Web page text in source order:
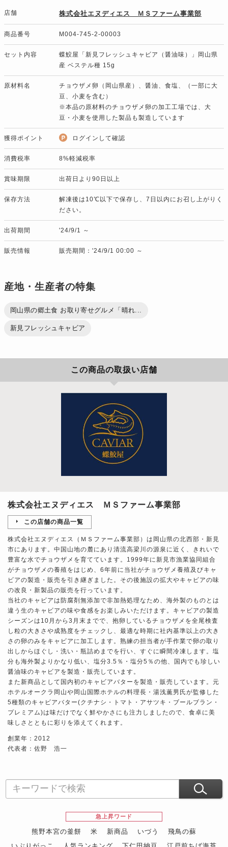
店舗 株式会社エヌディエス ＭＳファーム事業部
商品番号 M004-745-2-00003
セット内容
蝶鮫屋「新見フレッシュキャビア（醤油味）」岡山県
産 ベステル種 15g
原材料名
チョウザメ卵（岡山県産）、醤油、食塩、（一部に大
豆、小麦を含む）
※本品の原材料のチョウザメ卵の加工工場では、大
豆・小麦を使用した製品も製造しています
獲得ポイント ログインして確認
消費税率 8%軽減税率
賞味期限 出荷日より90日以上
保存方法
解凍後は10℃以下で保存し、7日以内にお召し上がりく
ださい。
出荷期間 '24/9/1 ～
販売情報 販売期間：'24/9/1 00:00 ～
産地・生産者の特集
岡山県の郷土食 お取り寄せグルメ「晴れ...
新見フレッシュキャビア
この商品の取扱い店舗
株式会社エヌディエス ＭＳファーム事業部
この店舗の商品一覧
株式会社エヌディエス（ＭＳファーム事業部）は岡山県の北西部・新見
市にあります。中国山地の麓にあり清流高梁川の源泉に近く、きれいで
豊富な水でチョウザメを育てています。1999年に新見市漁業協同組合
がチョウザメの養殖をはじめ、6年前に当社がチョウザメ養殖及びキャ
ビアの製造・販売を引き継ぎました。その後施設の拡大やキャビアの味
の改良・新製品の販売を行っています。
当社のキャビアは防腐剤無添加で非加熱処理なため、海外製のものとは
違う生のキャビアの味や食感をお楽しみいただけます。キャビアの製造
シーズンは10月から3月末までで、抱卵しているチョウザメを全尾検査
し粒の大きさや成熟度をチェックし、最適な時期に社内基準以上の大き
さの卵のみをキャビアに加工します。熟練の担当者が手作業で卵の取り
出しからほぐし・洗い・瓶詰めまでを行い、すぐに瞬間冷凍します。塩
分も海外製よりかなり低い、塩分3.5％・塩分5％の他、国内でも珍しい
醤油味のキャビアを製造・販売しています。
また新商品として国内初のキャビアバターを製造・販売しています。元
ホテルオークラ岡山や岡山国際ホテルの料理長・湯浅薫男氏が監修した
5種類のキャビアバター(クチナシ・トマト・アサツキ・ブールブラン・
プレミアム)は味だけでなく鮮やかさにも注力しましたので、食卓に美
味しさとともに彩りを添えてくれます。
創業年：2012
代表者：佐野 浩一
急上昇ワード
熊野本宮の釜餅 米 新商品 いづう
飛鳥の蘇